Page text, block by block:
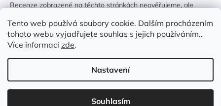
Tento web používá soubory cookie. Dalším procházením
tohoto webu vyjadřujete souhlas s jejich používáním..
Více informacízde.
Nastavení
Souhlasím
Recenze zobrazené na těchto stránkách neověřujeme, ale
identifikován.
Vytvořil Shoptet
Zlatá Žirafa. Všechna práva vyhrazena.